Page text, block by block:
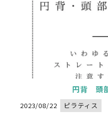
:
/home/xs834068/nadeshikoseitai-delight.com/public_html/wp-content/
"
円背 頭
2023/08/22 ピラティス